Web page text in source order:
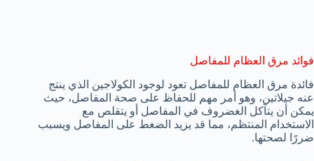
فوائد مرق العظام للمفاصل
فائدة مرق العظام للمفاصل تعود لوجود الكولاجين الذي ينتج
عنه جيلاتين، وهو أمر مهم للحفاظ على صحة المفاصل، حيث
يمكن أن يتآكل الغضروف في المفاصل أو يتقلص مع
الاستخدام المنتظم، مما قد يزيد الضغط على المفاصل ويسبب
ضررًا لصحتها.